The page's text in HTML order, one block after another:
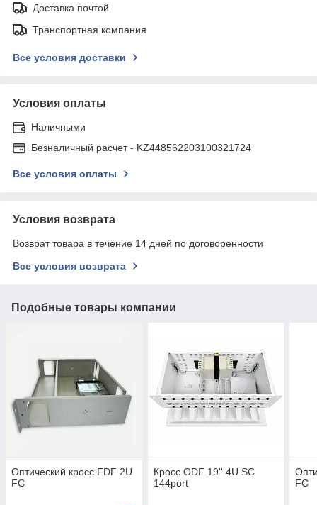
Доставка почтой
Транспортная компания
Все условия доставки
Условия оплаты
Наличными
Безналичный расчет - KZ448562203100321724
Все условия оплаты
Условия возврата
Возврат товара в течение 14 дней по договоренности
Все условия возврата
Подобные товары компании
Оптический кросс FDF 2U
FC
Кросс ODF 19'' 4U SC
144port
FC